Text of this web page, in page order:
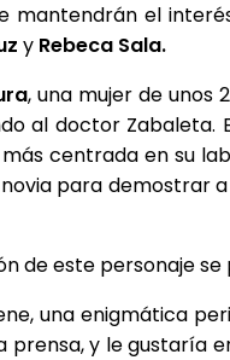
mantendrán el
y Rebeca Sala.
, una mujer de unos
al doctor Zabaleta.
centrada en su
para demostrar
de este personaje
una enigmática
prensa, y le gustaría